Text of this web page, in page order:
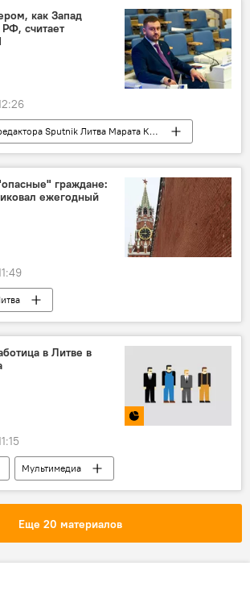
комитет Беларуси
как Запад
считает
Дело против шеф-редактора Sputnik Литва Марата Касема в Латвии
Россия
журналисты
граждане:
ежегодный
(ДГБ)
Россия
в Литве в
Мультимедиа
рынок труда Литва
Еще 20 материалов